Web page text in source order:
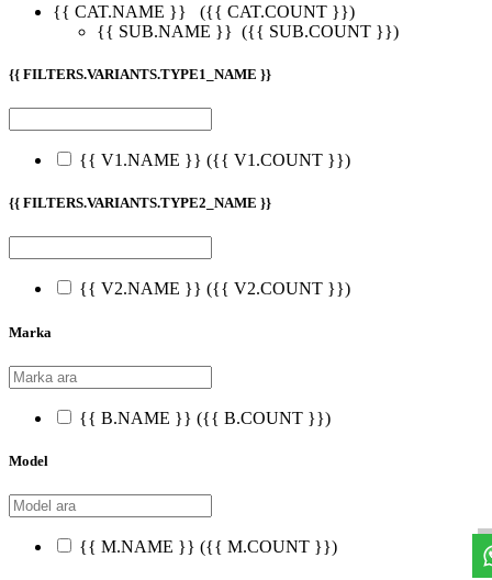
{{ CAT.NAME }}
({{ CAT.COUNT }})
{{ SUB.NAME }} ({{ SUB.COUNT }})
{{ FILTERS.VARIANTS.TYPE1_NAME }}
{{ V1.NAME }} ({{ V1.COUNT }})
{{ FILTERS.VARIANTS.TYPE2_NAME }}
{{ V2.NAME }} ({{ V2.COUNT }})
Marka
{{ B.NAME }} ({{ B.COUNT }})
Model
{{ M.NAME }} ({{ M.COUNT }})